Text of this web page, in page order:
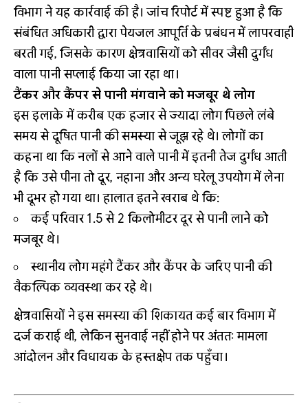
विभाग ने यह कार्रवाई की है। जांच रिपोर्ट में स्पष्ट हुआ है कि
संबंधित अधिकारी द्वारा पेयजल आपूर्ति के प्रबंधन में लापरवाही
बरती गई, जिसके कारण क्षेत्रवासियों को सीवर जैसी दुर्गंध
वाला पानी सप्लाई किया जा रहा था।
टैंकर और कैंपर से पानी मंगवाने को मजबूर थे लोग
इस इलाके में करीब एक हजार से ज्यादा लोग पिछले लंबे
समय से दूषित पानी की समस्या से जूझ रहे थे। लोगों का
कहना था कि नलों से आने वाले पानी में इतनी तेज दुर्गंध आती
है कि उसे पीना तो दूर, नहाना और अन्य घरेलू उपयोग में लेना
भी दूभर हो गया था। हालात इतने खराब थे कि:
कई परिवार 1.5 से 2 किलोमीटर दूर से पानी लाने को
मजबूर थे।
स्थानीय लोग महंगे टैंकर और कैंपर के जरिए पानी की
वैकल्पिक व्यवस्था कर रहे थे।
क्षेत्रवासियों ने इस समस्या की शिकायत कई बार विभाग में
दर्ज कराई थी, लेकिन सुनवाई नहीं होने पर अंततः मामला
आंदोलन और विधायक के हस्तक्षेप तक पहुँचा।